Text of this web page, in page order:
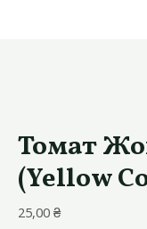
Томат
(Yellow
25,00 ₴